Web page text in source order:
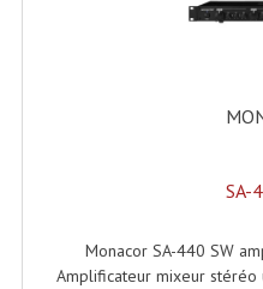
SA-
Monacor SA-440 SW
Amplificateur mixeur